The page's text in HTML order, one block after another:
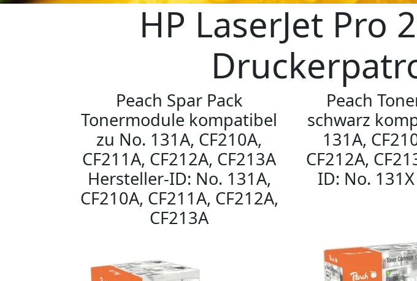
HP LaserJet Pro
Peach Spar Pack
Tonermodule kompatibel
zu No. 131A, CF210A,
CF211A, CF212A, CF213A
Hersteller-ID: No. 131A,
CF210A, CF211A, CF212A,
CF213A
Peach
schwarz
131A,
CF212A,
ID: No.